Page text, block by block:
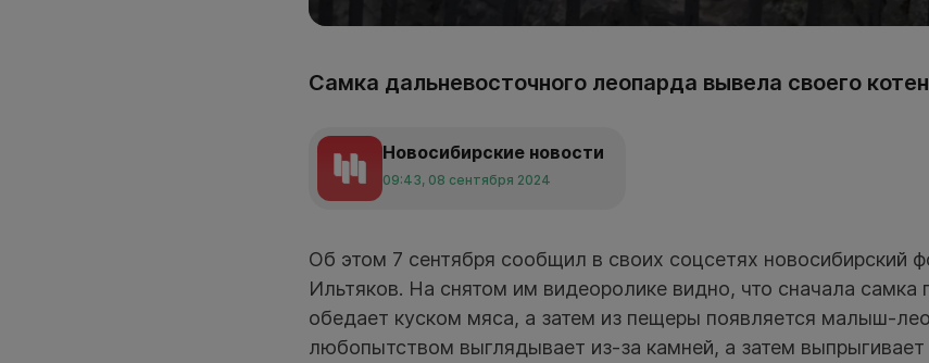
Самка дальневосточного леопарда вывела своего
Новосибирские новости
09:43, 08 сентября 2024
Об этом 7 сентября сообщил в своих соцсетях новосибирский
Ильтяков. На снятом им видеоролике видно, что сначала самка
обедает куском мяса, а затем из пещеры появляется малыш-
любопытством выглядывает из-за камней, а затем выпрыгивает